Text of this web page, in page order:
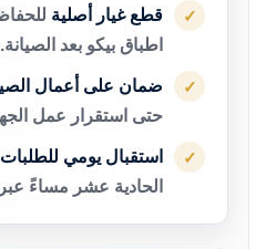
✓ قطع غيار أصلية
اطباق بيكو بعد الصيانة.
✓ ضمان على أعمال
حتى استقرار عمل
✓ استقبال يومي للطلبات
الحادية عشر مساءً